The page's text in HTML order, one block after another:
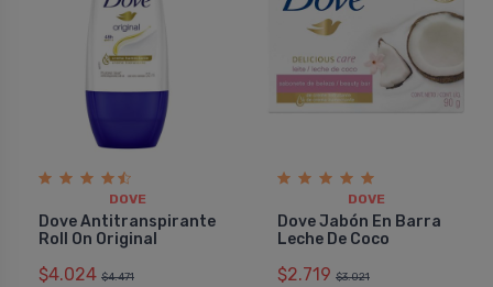
DOVE
Dove Antitranspirante
Roll On Original
$4.024 $4.471
DOVE
Dove Jabón En Barra
Leche De Coco
$2.719 $3.021